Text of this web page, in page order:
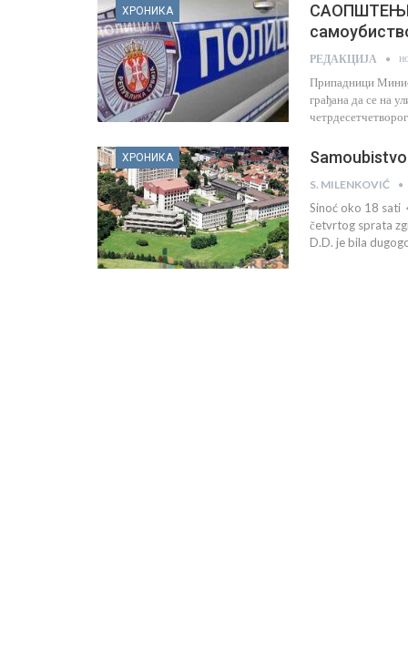
ХРОНИКА
САОПШТЕЊЕ
РЕДАКЦИЈА
Припадници
грађана да се на
ХРОНИКА
S. MILENKOVIĆ
Sinoć oko 18 sati
četvrtog sprata
D.D. je bila